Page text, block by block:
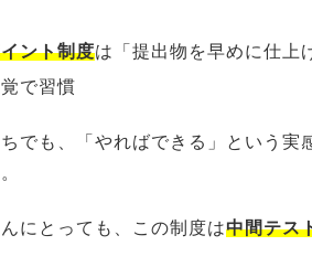
ント制度は「提出物を早めに仕上
で習慣
でも、「やればできる」という実
にとっても、この制度は中間テス